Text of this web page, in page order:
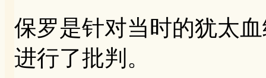
保罗是针对当时的犹太
进行了批判。